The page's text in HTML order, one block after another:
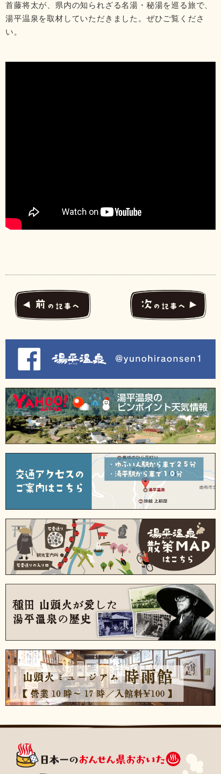
首藤将太が、県内の知られざる名湯・秘湯を巡る旅で、
湯平温泉を取材していただきました。ぜひご覧くださ
い。